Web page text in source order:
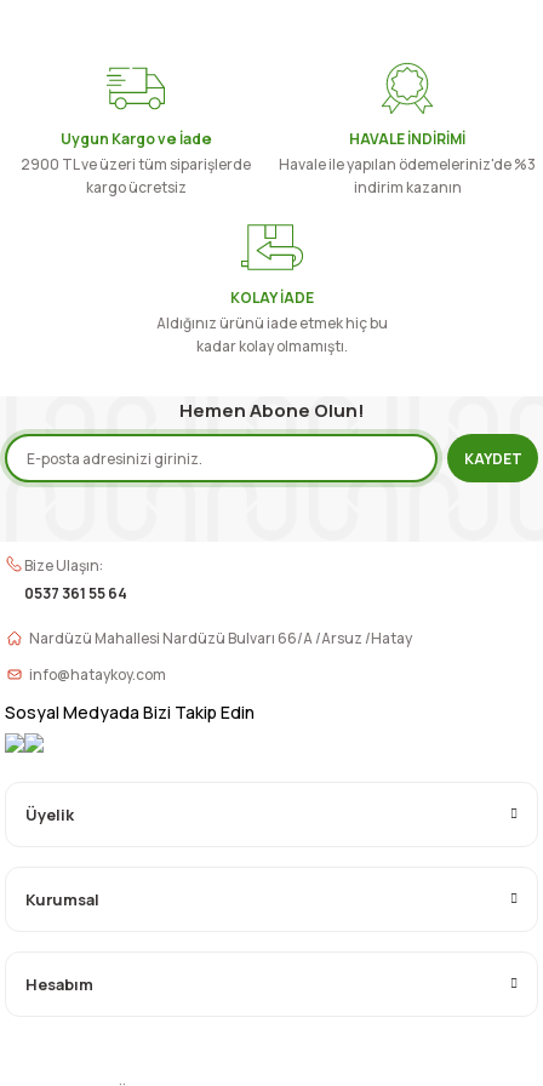
Uygun Kargo ve İade
2900 TL ve üzeri tüm siparişlerde
kargo ücretsiz
HAVALE İNDİRİMİ
Havale ile yapılan ödemeleriniz'de %3
indirim kazanın
KOLAY İADE
Aldığınız ürünü iade etmek hiç bu
kadar kolay olmamıştı.
Hemen Abone Olun!
KAYDET
Bize Ulaşın:
0537 361 55 64
Nardüzü Mahallesi Nardüzü Bulvarı 66/A /Arsuz /Hatay
info@hataykoy.com
Sosyal Medyada Bizi Takip Edin
Üyelik
Kurumsal
Hesabım